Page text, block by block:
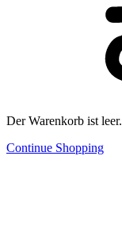
Der Warenkorb ist leer.
Continue Shopping